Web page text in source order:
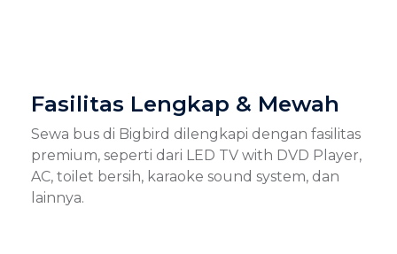
Fasilitas Lengkap & Mewah
Sewa bus di Bigbird dilengkapi dengan fasilitas
premium, seperti dari LED TV with DVD Player,
AC, toilet bersih, karaoke sound system, dan
lainnya.